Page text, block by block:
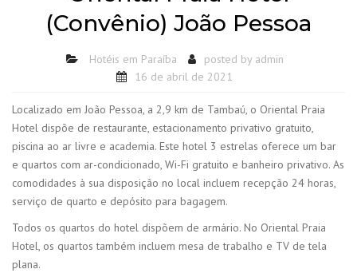
(Convênio) João Pessoa
Hotéis em Paraíba posted by admin
16 de abril de 2021
Localizado em João Pessoa, a 2,9 km de Tambaú, o Oriental Praia
Hotel dispõe de restaurante, estacionamento privativo gratuito,
piscina ao ar livre e academia. Este hotel 3 estrelas oferece um bar
e quartos com ar-condicionado, Wi-Fi gratuito e banheiro privativo. As
comodidades à sua disposição no local incluem recepção 24 horas,
serviço de quarto e depósito para bagagem.
Todos os quartos do hotel dispõem de armário. No Oriental Praia
Hotel, os quartos também incluem mesa de trabalho e TV de tela
plana.